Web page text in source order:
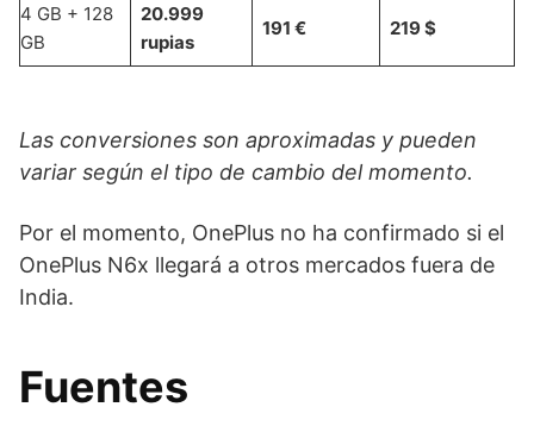
4 GB + 128
GB
20.999
rupias
191 € 219 $
Las conversiones son aproximadas y pueden
variar según el tipo de cambio del momento.
Por el momento, OnePlus no ha confirmado si el
OnePlus N6x llegará a otros mercados fuera de
India.
Fuentes